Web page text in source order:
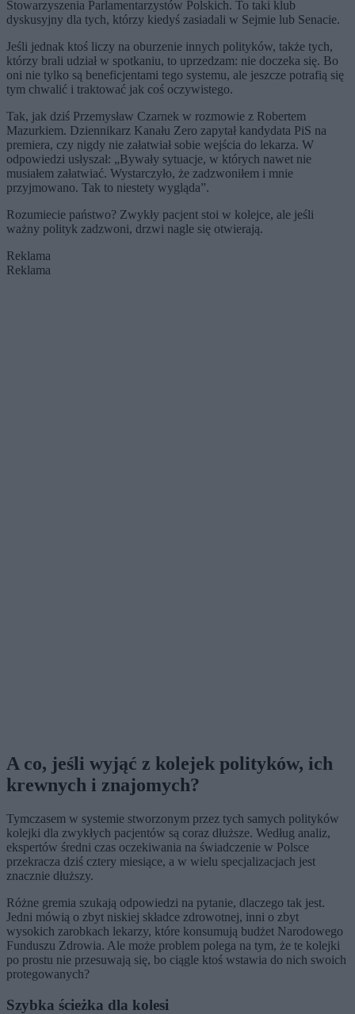
Stowarzyszenia Parlamentarzystów Polskich. To taki klub
dyskusyjny dla tych, którzy kiedyś zasiadali w Sejmie lub Senacie.
Jeśli jednak ktoś liczy na oburzenie innych polityków, także tych,
którzy brali udział w spotkaniu, to uprzedzam: nie doczeka się. Bo
oni nie tylko są beneficjentami tego systemu, ale jeszcze potrafią się
tym chwalić i traktować jak coś oczywistego.
Tak, jak dziś Przemysław Czarnek w rozmowie z Robertem
Mazurkiem. Dziennikarz Kanału Zero zapytał kandydata PiS na
premiera, czy nigdy nie załatwiał sobie wejścia do lekarza. W
odpowiedzi usłyszał: „Bywały sytuacje, w których nawet nie
musiałem załatwiać. Wystarczyło, że zadzwoniłem i mnie
przyjmowano. Tak to niestety wygląda”.
Rozumiecie państwo? Zwykły pacjent stoi w kolejce, ale jeśli
ważny polityk zadzwoni, drzwi nagle się otwierają.
Reklama
Reklama
A co, jeśli wyjąć z kolejek polityków, ich
krewnych i znajomych?
Tymczasem w systemie stworzonym przez tych samych polityków
kolejki dla zwykłych pacjentów są coraz dłuższe. Według analiz,
ekspertów średni czas oczekiwania na świadczenie w Polsce
przekracza dziś cztery miesiące, a w wielu specjalizacjach jest
znacznie dłuższy.
Różne gremia szukają odpowiedzi na pytanie, dlaczego tak jest.
Jedni mówią o zbyt niskiej składce zdrowotnej, inni o zbyt
wysokich zarobkach lekarzy, które konsumują budżet Narodowego
Funduszu Zdrowia. Ale może problem polega na tym, że te kolejki
po prostu nie przesuwają się, bo ciągle ktoś wstawia do nich swoich
protegowanych?
Szybka ścieżka dla kolesi